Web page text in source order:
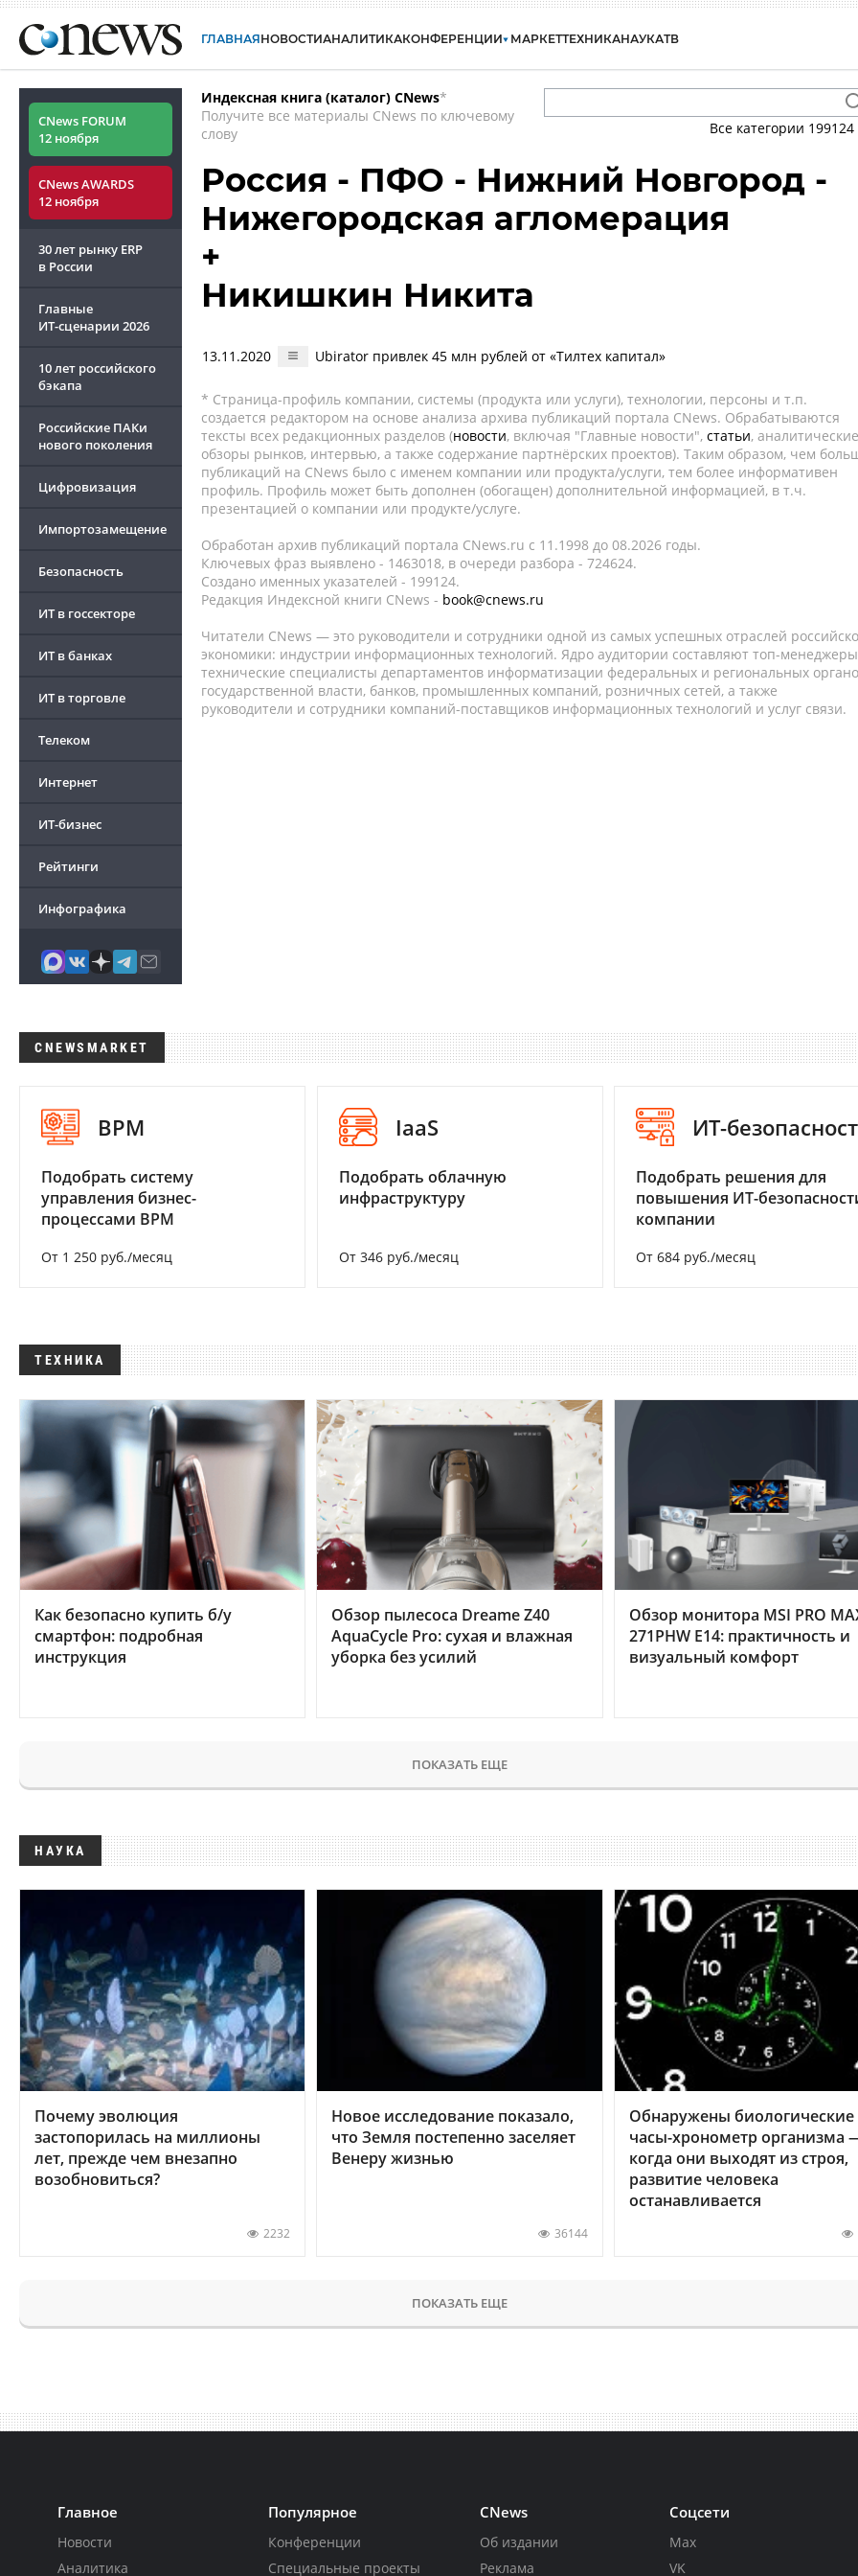
ГЛАВНАЯНОВОСТИАНАЛИТИКАКОНФЕРЕНЦИИ МАРКЕТТЕХНИКАНАУКАТВ
CNews FORUM
12 ноября
CNews AWARDS
12 ноября
30 лет рынку ERP
в России
Главные
ИТ-сценарии 2026
10 лет российского
бэкапа
Российские ПАКи
нового поколения
Цифровизация
Импортозамещение
Безопасность
ИТ в госсекторе
ИТ в банках
ИТ в торговле
Телеком
Интернет
ИТ-бизнес
Рейтинги
Инфографика
Индексная книга (каталог) CNews*
Получите все материалы CNews по ключевому
слову
Все категории 199124
Россия - ПФО - Нижний Новгород -
Нижегородская агломерация
+
Никишкин Никита
13.11.2020 Ubirator привлек 45 млн рублей от «Тилтех капитал»
* Страница-профиль компании, системы (продукта или услуги), технологии, персоны и т.п.
создается редактором на основе анализа архива публикаций портала CNews. Обрабатываются
тексты всех редакционных разделов (новости, включая "Главные новости", статьи, аналитические
обзоры рынков, интервью, а также содержание партнёрских проектов). Таким образом, чем
публикаций на CNews было с именем компании или продукта/услуги, тем более информативен
профиль. Профиль может быть дополнен (обогащен) дополнительной информацией, в т.ч.
презентацией о компании или продукте/услуге.
Обработан архив публикаций портала CNews.ru c 11.1998 до 08.2026 годы.
Ключевых фраз выявлено - 1463018, в очереди разбора - 724624.
Создано именных указателей - 199124.
Редакция Индексной книги CNews - book@cnews.ru
Читатели CNews — это руководители и сотрудники одной из самых успешных отраслей
экономики: индустрии информационных технологий. Ядро аудитории составляют топ-
технические специалисты департаментов информатизации федеральных и региональных
государственной власти, банков, промышленных компаний, розничных сетей, а также
руководители и сотрудники компаний-поставщиков информационных технологий и услуг связи.
CNEWSMARKET
BPM
Подобрать систему
управления бизнес-
процессами BPM
От 1 250 руб./месяц
IaaS
Подобрать облачную
инфраструктуру
От 346 руб./месяц
ИТ-
Подобрать решения для
повышения ИТ-
компании
От 684 руб./месяц
ТЕХНИКА
Как безопасно купить б/у
смартфон: подробная
инструкция
Обзор пылесоса Dreame Z40
AquaCycle Pro: сухая и влажная
уборка без усилий
Обзор монитора MSI PRO
271PHW E14: практичность и
визуальный комфорт
ПОКАЗАТЬ ЕЩЕ
НАУКА
Почему эволюция
застопорилась на миллионы
лет, прежде чем внезапно
возобновиться?
2232
Новое исследование показало,
что Земля постепенно заселяет
Венеру жизнью
36144
Обнаружены биологические
часы-хронометр организма
когда они выходят из строя,
развитие человека
останавливается
ПОКАЗАТЬ ЕЩЕ
Главное
Новости
Аналитика
Популярное
Конференции
Специальные проекты
CNews
Об издании
Реклама
Соцсети
Max
VK